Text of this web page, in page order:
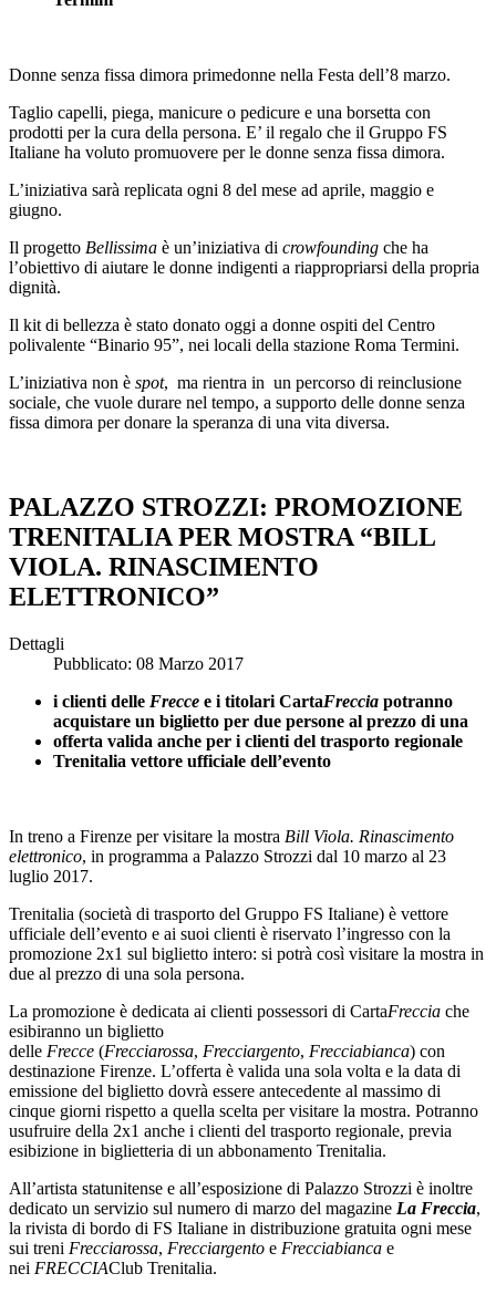
Donne senza fissa dimora primedonne nella Festa dell’8 marzo.
Taglio capelli, piega, manicure o pedicure e una borsetta con
prodotti per la cura della persona. E’ il regalo che il Gruppo FS
Italiane ha voluto promuovere per le donne senza fissa dimora.
L’iniziativa sarà replicata ogni 8 del mese ad aprile, maggio e
giugno.
Il progetto Bellissima è un’iniziativa di crowfounding che ha
l’obiettivo di aiutare le donne indigenti a riappropriarsi della propria
dignità.
Il kit di bellezza è stato donato oggi a donne ospiti del Centro
polivalente “Binario 95”, nei locali della stazione Roma Termini.
L’iniziativa non è spot, ma rientra in un percorso di reinclusione
sociale, che vuole durare nel tempo, a supporto delle donne senza
fissa dimora per donare la speranza di una vita diversa.
PALAZZO STROZZI: PROMOZIONE
TRENITALIA PER MOSTRA “BILL
VIOLA. RINASCIMENTO
ELETTRONICO”
Dettagli
Pubblicato: 08 Marzo 2017
i clienti delle Frecce e i titolari CartaFreccia potranno
acquistare un biglietto per due persone al prezzo di una
offerta valida anche per i clienti del trasporto regionale
Trenitalia vettore ufficiale dell’evento
In treno a Firenze per visitare la mostra Bill Viola. Rinascimento
elettronico, in programma a Palazzo Strozzi dal 10 marzo al 23
luglio 2017.
Trenitalia (società di trasporto del Gruppo FS Italiane) è vettore
ufficiale dell’evento e ai suoi clienti è riservato l’ingresso con la
promozione 2x1 sul biglietto intero: si potrà così visitare la mostra in
due al prezzo di una sola persona.
La promozione è dedicata ai clienti possessori di CartaFreccia che
esibiranno un biglietto
delle Frecce (Frecciarossa, Frecciargento, Frecciabianca) con
destinazione Firenze. L’offerta è valida una sola volta e la data di
emissione del biglietto dovrà essere antecedente al massimo di
cinque giorni rispetto a quella scelta per visitare la mostra. Potranno
usufruire della 2x1 anche i clienti del trasporto regionale, previa
esibizione in biglietteria di un abbonamento Trenitalia.
All’artista statunitense e all’esposizione di Palazzo Strozzi è inoltre
dedicato un servizio sul numero di marzo del magazine La Freccia,
la rivista di bordo di FS Italiane in distribuzione gratuita ogni mese
sui treni Frecciarossa, Frecciargento e Frecciabianca e
nei FRECCIAClub Trenitalia.